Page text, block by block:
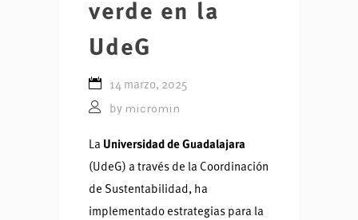
verde en la
UdeG
14 marzo, 2025
by micromin
La Universidad de Guadalajara
(UdeG) a través de la Coordinación
de Sustentabilidad, ha
implementado estrategias para la